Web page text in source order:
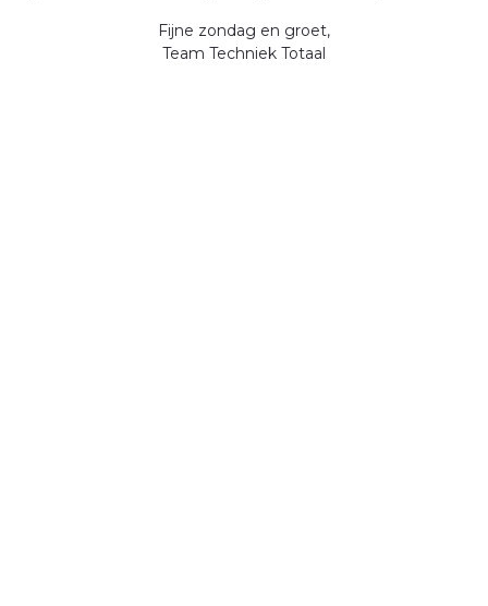
Fijne zondag en groet,
Team Techniek Totaal